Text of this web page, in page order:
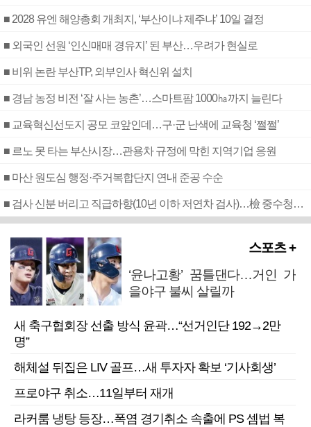
■ 2028 유엔 해양총회 개최지, ‘부산이냐 제주냐’ 10일 결정
■ 외국인 선원 ‘인신매매 경유지’ 된 부산…우려가 현실로
■ 비위 논란 부산TP, 외부인사 혁신위 설치
■ 경남 농정 비전 ‘잘 사는 농촌’…스마트팜 1000㏊까지 늘린다
■ 교육혁신선도지 공모 코앞인데…구·군 난색에 교육청 ‘쩔쩔’
■ 르노 못 타는 부산시장…관용차 규정에 막힌 지역기업 응원
■ 마산 원도심 행정·주거복합단지 연내 준공 수순
■ 검사 신분 버리고 직급하향(10년 이하 저연차 검사)…檢 중수청행 기피
스포츠 +
‘윤나고황’ 꿈틀댄다…거인 가
을야구 불씨 살릴까
새 축구협회장 선출 방식 윤곽…“선거인단 192→2만
명”
해체설 뒤집은 LIV 골프…새 투자자 확보 ‘기사회생’
프로야구 취소…11일부터 재개
라커룸 냉탕 등장…폭염 경기취소 속출에 PS 셈법 복